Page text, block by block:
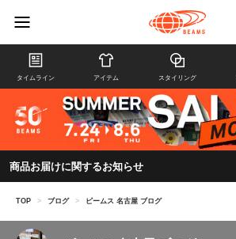
タイムライン アイテム スタイリング
商品お届けに関するお知らせ
TOP > ブログ > ビームス 名古屋 ブログ